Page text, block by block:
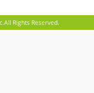
Rights Reserved.